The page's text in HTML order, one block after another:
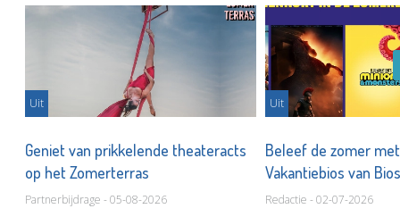
Uit
Geniet van prikkelende theateracts
op het Zomerterras
Partnerbijdrage - 05-08-2026
Uit
Beleef de zomer
Vakantiebios van
Redactie - 02-07-2026